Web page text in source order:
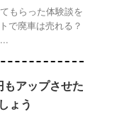
もらった体験談を
で廃車は売れる？
もアップさせた
ょう